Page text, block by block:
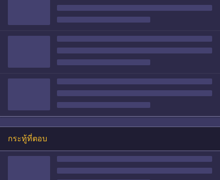
กระทู้ที่ตอบ